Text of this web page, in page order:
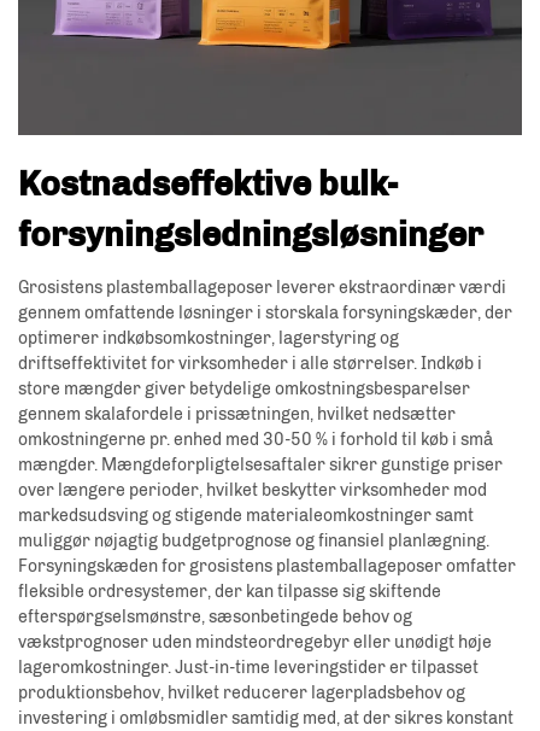
Kostnadseffektive bulk-
forsyningsledningsløsninger
Grosistens plastemballageposer leverer ekstraordinær værdi
gennem omfattende løsninger i storskala forsyningskæder, der
optimerer indkøbsomkostninger, lagerstyring og
driftseffektivitet for virksomheder i alle størrelser. Indkøb i
store mængder giver betydelige omkostningsbesparelser
gennem skalafordele i prissætningen, hvilket nedsætter
omkostningerne pr. enhed med 30-50 % i forhold til køb i små
mængder. Mængdeforpligtelsesaftaler sikrer gunstige priser
over længere perioder, hvilket beskytter virksomheder mod
markedsudsving og stigende materialeomkostninger samt
muliggør nøjagtig budgetprognose og finansiel planlægning.
Forsyningskæden for grosistens plastemballageposer omfatter
fleksible ordresystemer, der kan tilpasse sig skiftende
efterspørgselsmønstre, sæsonbetingede behov og
vækstprognoser uden mindsteordregebyr eller unødigt høje
lageromkostninger. Just-in-time leveringstider er tilpasset
produktionsbehov, hvilket reducerer lagerpladsbehov og
investering i omløbsmidler samtidig med, at der sikres konstant